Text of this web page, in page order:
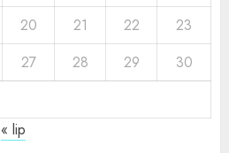
20 21 22
23
27 28 29
30
« lip